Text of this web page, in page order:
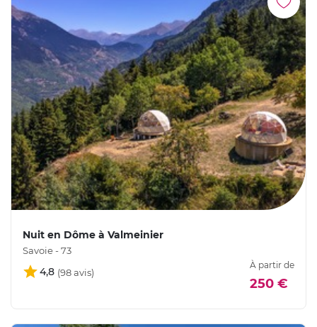
Nuit en Dôme à Valmeinier
Savoie - 73
4,8
À partir de
250 €